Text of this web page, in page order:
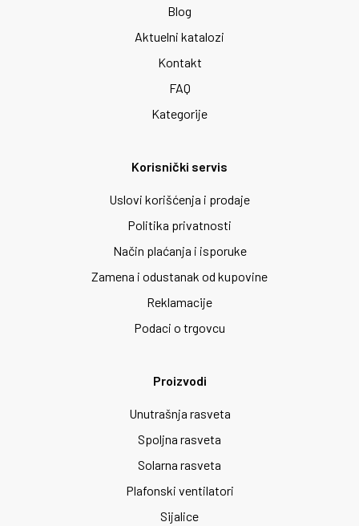
Blog
Aktuelni katalozi
Kontakt
FAQ
Kategorije
Korisnički servis
Uslovi korišćenja i prodaje
Politika privatnosti
Način plaćanja i isporuke
Zamena i odustanak od kupovine
Reklamacije
Podaci o trgovcu
Proizvodi
Unutrašnja rasveta
Spoljna rasveta
Solarna rasveta
Plafonski ventilatori
Sijalice